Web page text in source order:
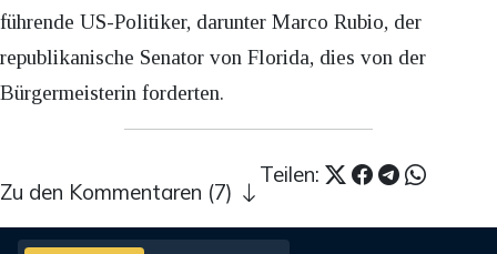
führende US-Politiker, darunter Marco Rubio, der
republikanische Senator von Florida, dies von der
Bürgermeisterin forderten.
Teilen:
Zu den Kommentaren (7)